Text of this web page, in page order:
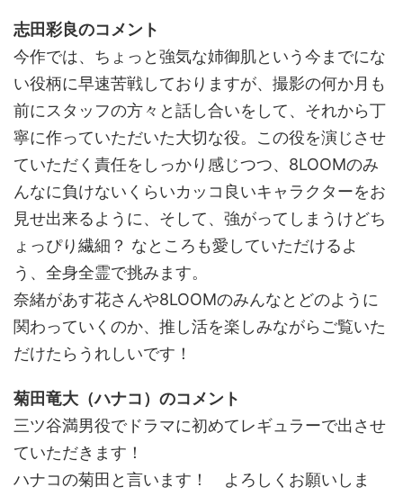
志田彩良のコメント
今作では、ちょっと強気な姉御肌という今までにな
い役柄に早速苦戦しておりますが、撮影の何か月も
前にスタッフの方々と話し合いをして、それから丁
寧に作っていただいた大切な役。この役を演じさせ
ていただく責任をしっかり感じつつ、8LOOMのみ
んなに負けないくらいカッコ良いキャラクターをお
見せ出来るように、そして、強がってしまうけどち
ょっぴり繊細？ なところも愛していただけるよ
う、全身全霊で挑みます。
奈緒があす花さんや8LOOMのみんなとどのように
関わっていくのか、推し活を楽しみながらご覧いた
だけたらうれしいです！
菊田竜大（ハナコ）のコメント
三ツ谷満男役でドラマに初めてレギュラーで出させ
ていただきます！
ハナコの菊田と言います！ よろしくお願いしま